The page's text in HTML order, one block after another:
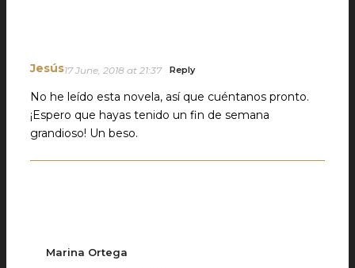
Jesús17 June, 2018 at 21:37 Reply
No he leído esta novela, así que cuéntanos pronto.
¡Espero que hayas tenido un fin de semana
grandioso! Un beso.
Marina Ortega